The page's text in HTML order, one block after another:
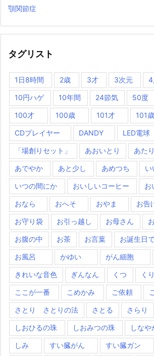
顎関節症
タグリスト
1日8時間 2歳 3才 3次元 4
10円ハゲ 10年間 24節気 50度
100才 100歳 101才 101歳
CDプレイヤー DANDY LED電球
「場創りセット」 あおいとり あた
あでやか あと少し あめつち い
いつの間にか おいしいコーヒー お
おなら おへそ おやま お告
お守り袋 お引っ越し お母さん
お腹の中 お茶 お言葉 お誕生日
お風呂 かゆい がん細胞
きれいな音色 ぎんなん くつ く
ここが一番 こめかみ ご依頼
さとり さとりの法 さとる さらり
しおひるの珠 しおみつの珠 しなや
しみ すい臓がん すい臓ガン